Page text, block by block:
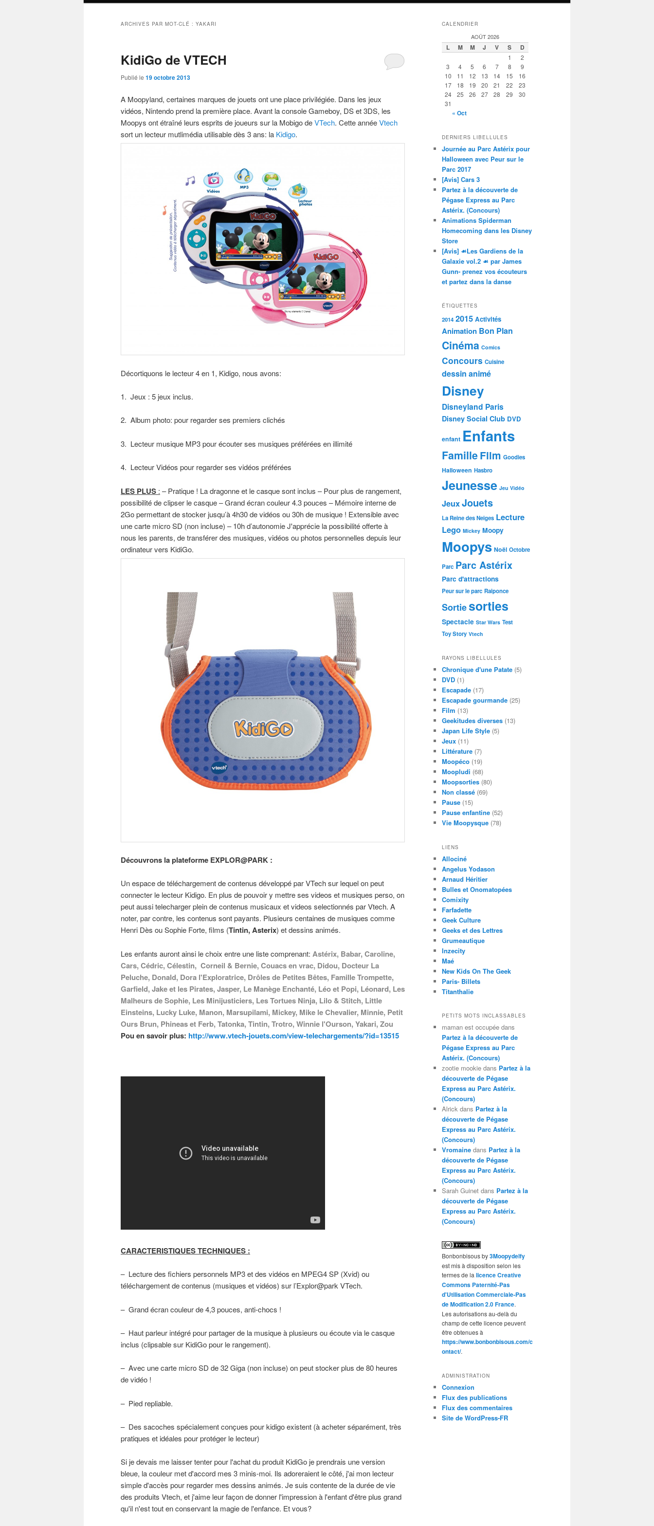
ARCHIVES PAR MOT-CLÉ : YAKARI
KidiGo de VTECH
Publié le 19 octobre 2013
A Moopyland, certaines marques de jouets ont une place privilégiée. Dans les jeux
vidéos, Nintendo prend la première place. Avant la console Gameboy, DS et 3DS, les
Moopys ont étraîné leurs esprits de joueurs sur la Mobigo deVTech. Cette annéeVtech
sort un lecteur mutlimédia utilisable dès 3 ans: la Kidigo.
Décortiquons le lecteur 4 en 1, Kidigo, nous avons:
1. Jeux : 5 jeux inclus.
2. Album photo: pour regarder ses premiers clichés
3. Lecteur musique MP3 pour écouter ses musiques préférées en illimité
4. Lecteur Vidéos pour regarder ses vidéos préférées
LES PLUS : – Pratique ! La dragonne et le casque sont inclus – Pour plus de rangement,
possibilité de clipser le casque – Grand écran couleur 4.3 pouces – Mémoire interne de
2Go permettant de stocker jusqu’à 4h30 de vidéos ou 30h de musique ! Extensible avec
une carte micro SD (non incluse) – 10h d’autonomie J'apprécie la possibilité offerte à
nous les parents, de transférer des musiques, vidéos ou photos personnelles depuis leur
ordinateur vers KidiGo.
Découvrons la plateforme EXPLOR@PARK :
Un espace de téléchargement de contenus développé par VTech sur lequel on peut
connecter le lecteur Kidigo. En plus de pouvoir y mettre ses videos et musiques perso, on
peut aussi telecharger plein de contenus musicaux et videos selectionnés par Vtech. A
noter, par contre, les contenus sont payants. Plusieurs centaines de musiques comme
Henri Dès ou Sophie Forte, films (Tintin, Asterix) et dessins animés.
Les enfants auront ainsi le choix entre une liste comprenant: Astérix, Babar, Caroline,
Cars, Cédric, Célestin, Corneil & Bernie, Couacs en vrac, Didou, Docteur La
Peluche, Donald, Dora l'Exploratrice, Drôles de Petites Bêtes, Famille Trompette,
Garfield, Jake et les Pirates, Jasper, Le Manège Enchanté, Léo et Popi, Léonard, Les
Malheurs de Sophie, Les Minijusticiers, Les Tortues Ninja, Lilo & Stitch, Little
Einsteins, Lucky Luke, Manon, Marsupilami, Mickey, Mike le Chevalier, Minnie, Petit
Ours Brun, Phineas et Ferb, Tatonka, Tintin, Trotro, Winnie l'Ourson, Yakari, Zou
Pou en savoir plus: http://www.vtech-jouets.com/view-telechargements/?id=13515
CARACTERISTIQUES TECHNIQUES :
– Lecture des fichiers personnels MP3 et des vidéos en MPEG4 SP (Xvid) ou
téléchargement de contenus (musiques et vidéos) sur l’Explor@park VTech.
– Grand écran couleur de 4,3 pouces, anti-chocs !
– Haut parleur intégré pour partager de la musique à plusieurs ou écoute via le casque
inclus (clipsable sur KidiGo pour le rangement).
– Avec une carte micro SD de 32 Giga (non incluse) on peut stocker plus de 80 heures
de vidéo !
– Pied repliable.
– Des sacoches spécialement conçues pour kidigo existent (à acheter séparément, très
pratiques et idéales pour protéger le lecteur)
Si je devais me laisser tenter pour l'achat du produit KidiGo je prendrais une version
bleue, la couleur met d'accord mes 3 minis-moi. Ils adoreraient le côté, j'ai mon lecteur
simple d'accès pour regarder mes dessins animés. Je suis contente de la durée de vie
des produits Vtech, et j'aime leur façon de donner l'impression à l'enfant d'être plus grand
qu'il n'est tout en conservant la magie de l'enfance. Et vous?
CALENDRIER
AOÛT 2026
L M M J V S D
1
2
3
4 5 6 7 8
9
10
11 12 13 14 15
16
17
18 19 20 21 22
23
24
25 26 27 28 29
30
31
« Oct
DERNIERS LIBELLULES
Journée au Parc Astérix pour
Halloween avec Peur sur le
Parc 2017
[Avis] Cars 3
Partez à la découverte de
Pégase Express au Parc
Astérix. (Concours)
Animations Spiderman
Homecoming dans les Disney
Store
[Avis] ☙Les Gardiens de la
Galaxie vol.2 ☙ par James
Gunn- prenez vos écouteurs
et partez dans la danse
ÉTIQUETTES
2014 2015 Activités
Animation Bon Plan
Cinéma Comics
Concours Cuisine
dessin animé
Disney
Disneyland Paris
Disney Social Club DVD
enfant Enfants
FamilleFilm Goodies
Halloween Hasbro
Jeunesse Jeu Vidéo
JeuxJouets
La Reine des Neiges Lecture
Lego Mickey Moopy
Moopys Noël Octobre
Parc Parc Astérix
Parc d'attractions
Peur sur le parc Raiponce
Sortiesorties
Spectacle Star Wars Test
Toy Story Vtech
RAYONS LIBELLULES
Chronique d'une Patate (5)
DVD (1)
Escapade (17)
Escapade gourmande (25)
Film (13)
Geekitudes diverses (13)
Japan Life Style (5)
Jeux (11)
Littérature (7)
Moopéco (19)
Moopludi (68)
Moopsorties (80)
Non classé (69)
Pause (15)
Pause enfantine (52)
Vie Moopysque (78)
LIENS
Allociné
Angelus Yodason
Arnaud Héritier
Bulles et Onomatopées
Comixity
Farfadette
Geek Culture
Geeks et des Lettres
Grumeautique
Inzecity
Maé
New Kids On The Geek
Paris- Billets
Titanthalie
PETITS MOTS INCLASSABLES
maman est occupée dans
Partez à la découverte de
Pégase Express au Parc
Astérix. (Concours)
zootie mookie dans Partez à la
découverte de Pégase
Express au Parc Astérix.
(Concours)
Alrick dans Partez à la
découverte de Pégase
Express au Parc Astérix.
(Concours)
Vromaine dans Partez à la
découverte de Pégase
Express au Parc Astérix.
(Concours)
Sarah Guinet dans Partez à la
découverte de Pégase
Express au Parc Astérix.
(Concours)
Bonbonbisousby3Moopydelfy
est mis à disposition selon les
termes de la licence Creative
Commons Paternité-Pas
d'Utilisation Commerciale-Pas
de Modification 2.0 France.
Les autorisations au-delà du
champ de cette licence peuvent
être obtenues à
https://www.bonbonbisous.com/c
ontact/.
ADMINISTRATION
Connexion
Flux des publications
Flux des commentaires
Site de WordPress-FR